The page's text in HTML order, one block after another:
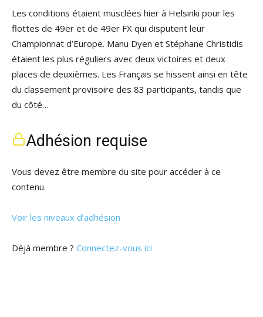
Les conditions étaient musclées hier à Helsinki pour les
flottes de 49er et de 49er FX qui disputent leur
Championnat d’Europe. Manu Dyen et Stéphane Christidis
étaient les plus réguliers avec deux victoires et deux
places de deuxièmes. Les Français se hissent ainsi en tête
du classement provisoire des 83 participants, tandis que
du côté…
Adhésion requise
Vous devez être membre du site pour accéder à ce
contenu.
Voir les niveaux d’adhésion
Déjà membre ? Connectez-vous ici